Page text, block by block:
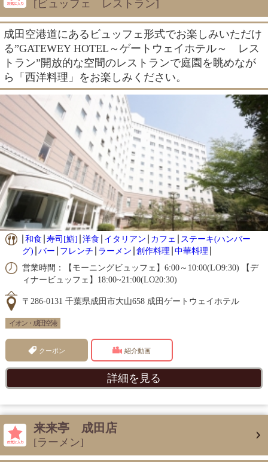
[ビュッフェ レストラン]
成田空港道にあるビュッフェ形式でお楽しみいただけ
る”GATEWEY HOTEL～ゲートウェイホテル～ レス
トラン”開放的な空間のレストランで庭園を眺めなが
ら「西洋料理」をお楽しみください。
和食 寿司[鮨] 洋食 イタリアン カフェ
ステーキ(ハンバー
グ) バー フレンチ ラーメン 創作料理 中華料理
営業時間：【モーニングビュッフェ】6:00～10:00(LO9:30) 【デ
ィナービュッフェ】18:00~21:00(LO20:30)
〒286-0131 千葉県成田市大山658 成田ゲートウェイホテル
イオン・成田空港
クーポン 紹介動画
詳細を見る
来来亭 成田店
[ラーメン]